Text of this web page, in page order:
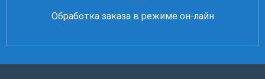
Обработка заказа в режиме он-лайн